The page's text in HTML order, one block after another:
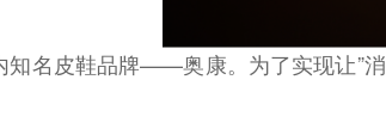
知名皮鞋品牌——奥康。为了实现让”